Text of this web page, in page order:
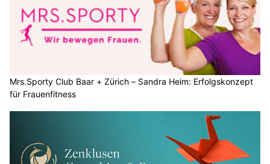
Mrs.Sporty Club Baar + Zürich – Sandra Heim: Erfolgskonzept
für Frauenfitness